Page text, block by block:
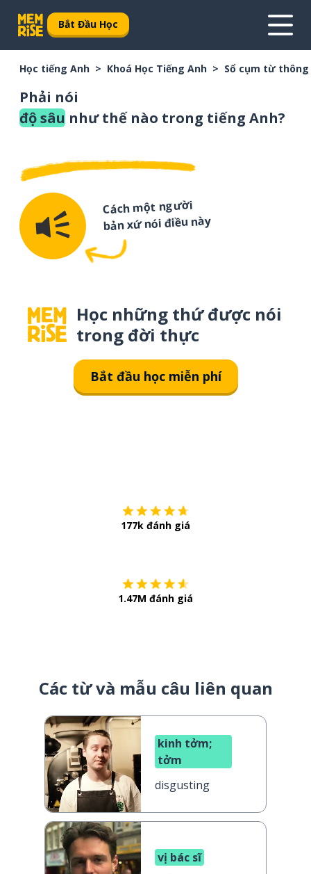
Bắt Đầu Học
Học tiếng Anh Khoá Học Tiếng Anh Sổ cụm từ
Phải nói
độ sâu như thế nào trong tiếng Anh?
Cách một người
bản xứ nói điều này
Học những thứ được nói
trong đời thực
Bắt đầu học miễn phí
177k đánh giá
1.47M đánh giá
Các từ và mẫu câu liên quan
kinh tởm;
tởm
disgusting
vị bác sĩ